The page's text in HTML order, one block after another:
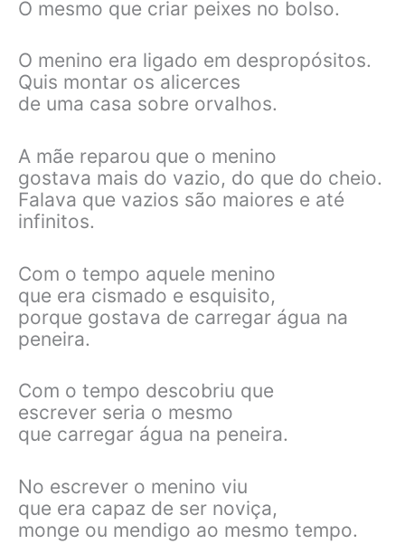
O mesmo que criar peixes no bolso.
O menino era ligado em despropósitos.
Quis montar os alicerces
de uma casa sobre orvalhos.
A mãe reparou que o menino
gostava mais do vazio, do que do cheio.
Falava que vazios são maiores e até
infinitos.
Com o tempo aquele menino
que era cismado e esquisito,
porque gostava de carregar água na
peneira.
Com o tempo descobriu que
escrever seria o mesmo
que carregar água na peneira.
No escrever o menino viu
que era capaz de ser noviça,
monge ou mendigo ao mesmo tempo.